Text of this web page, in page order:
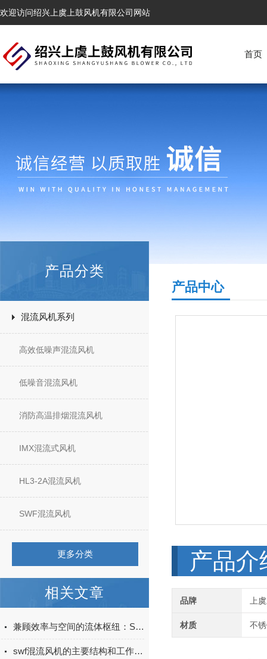
欢迎访问绍兴上虞上鼓风机有限公司网站
首页
产品分类
混流风机系列
高效低噪声混流风机
低噪音混流风机
消防高温排烟混流风机
IMX混流式风机
HL3-2A混流风机
SWF混流风机
更多分类
相关文章
兼顾效率与空间的流体枢纽：SWF混流风机的技术解析与应用全景
swf混流风机的主要结构和工作原理
产品中心
产品介
品牌 上
材质 不